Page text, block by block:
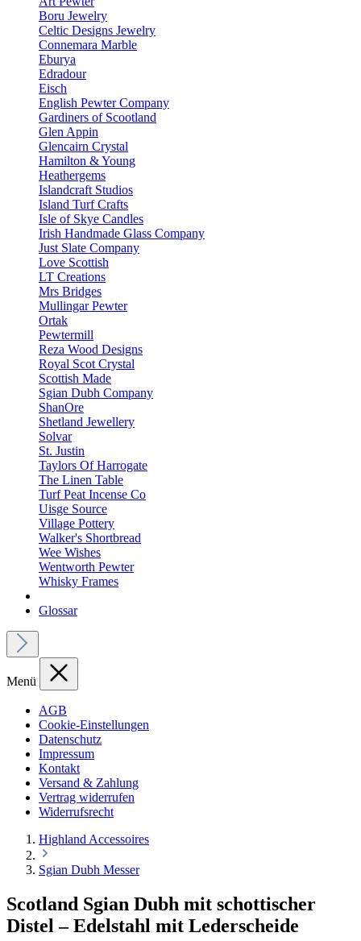
Boru Jewelry
Celtic Designs Jewelry
Connemara Marble
Eburya
Edradour
Eisch
English Pewter Company
Gardiners of Scootland
Glen Appin
Glencairn Crystal
Hamilton & Young
Heathergems
Islandcraft Studios
Island Turf Crafts
Isle of Skye Candles
Irish Handmade Glass Company
Just Slate Company
Love Scottish
LT Creations
Mrs Bridges
Mullingar Pewter
Ortak
Pewtermill
Reza Wood Designs
Royal Scot Crystal
Scottish Made
Sgian Dubh Company
ShanOre
Shetland Jewellery
Solvar
St. Justin
Taylors Of Harrogate
The Linen Table
Turf Peat Incense Co
Uisge Source
Village Pottery
Walker's Shortbread
Wee Wishes
Wentworth Pewter
Whisky Frames
Glossar
Menü
AGB
Cookie-Einstellungen
Datenschutz
Impressum
Kontakt
Versand & Zahlung
Vertrag widerrufen
Widerrufsrecht
Highland Accessoires
Sgian Dubh Messer
Scotland Sgian Dubh mit schottischer
Distel – Edelstahl mit Lederscheide